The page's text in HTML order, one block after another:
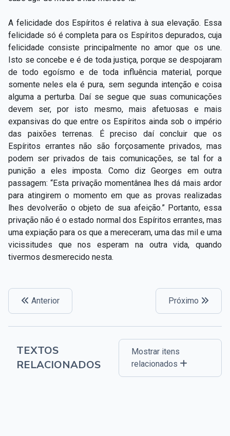
A felicidade dos Espíritos é relativa à sua elevação. Essa
felicidade só é completa para os Espíritos depurados, cuja
felicidade consiste principalmente no amor que os une.
Isto se concebe e é de toda justiça, porque se despojaram
de todo egoísmo e de toda influência material, porque
somente neles ela é pura, sem segunda intenção e coisa
alguma a perturba. Daí se segue que suas comunicações
devem ser, por isto mesmo, mais afetuosas e mais
expansivas do que entre os Espíritos ainda sob o império
das paixões terrenas. É preciso daí concluir que os
Espíritos errantes não são forçosamente privados, mas
podem ser privados de tais comunicações, se tal for a
punição a eles imposta. Como diz Georges em outra
passagem: “Esta privação momentânea lhes dá mais ardor
para atingirem o momento em que as provas realizadas
lhes devolverão o objeto de sua afeição.” Portanto, essa
privação não é o estado normal dos Espíritos errantes, mas
uma expiação para os que a mereceram, uma das mil e uma
vicissitudes que nos esperam na outra vida, quando
tivermos desmerecido nesta.
Anterior Próximo
TEXTOS
RELACIONADOS
Mostrar itens
relacionados